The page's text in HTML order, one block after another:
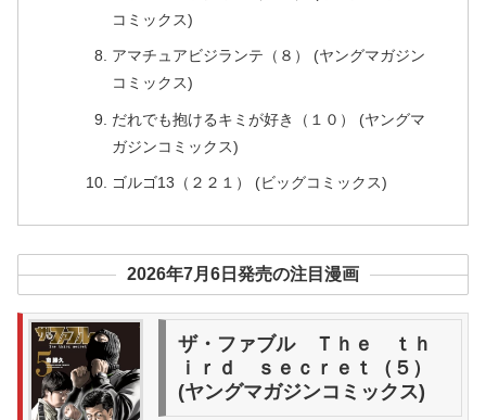
コミックス)
アマチュアビジランテ（８） (ヤングマガジン
コミックス)
だれでも抱けるキミが好き（１０） (ヤングマ
ガジンコミックス)
ゴルゴ13（２２１） (ビッグコミックス)
2026年7月6日発売の注目漫画
ザ・ファブル Ｔｈｅ ｔｈ
ｉｒｄ ｓｅｃｒｅｔ（５）
(ヤングマガジンコミックス)